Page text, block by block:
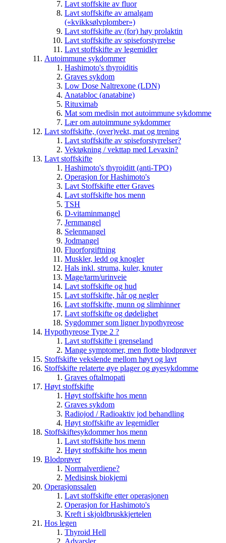
Lavt stoffskite av fluor
Lavt stoffskifte av amalgam
(«kvikksølvplomber»)
Lavt stoffskifte av (for) høy prolaktin
Lavt stoffskifte av spiseforstyrrelse
Lavt stoffskifte av legemidler
Autoimmune sykdommer
Hashimoto's thyroiditis
Graves sykdom
Low Dose Naltrexone (LDN)
Anatabloc (anatabine)
Rituximab
Mat som medisin mot autoimmune sykdomme
Lær om autoimmune sykdommer
Lavt stoffskifte, (over)vekt, mat og trening
Lavt stoffskifte av spiseforstyrrelser?
Vektøkning / vekttap med Levaxin?
Lavt stoffskifte
Hashimoto's thyroiditt (anti-TPO)
Operasjon for Hashimoto's
Lavt Stoffskifte etter Graves
Lavt stoffskifte hos menn
TSH
D-vitaminmangel
Jernmangel
Selenmangel
Jodmangel
Fluorforgiftning
Muskler, ledd og knogler
Hals inkl. struma, kuler, knuter
Mage/tarm/urinveie
Lavt stoffskifte og hud
Lavt stoffskifte, hår og negler
Lavt stoffskifte, munn og slimhinner
Lavt stoffskifte og dødelighet
Sygdommer som ligner hypothyreose
Hypothyreose Type 2 ?
Lavt stoffskifte i grenseland
Mange symptomer, men flotte blodprøver
Stoffskifte vekslende mellom høyt og lavt
Stoffskifte relaterte øye plager og øyesykdomme
Graves oftalmopati
Høyt stoffskifte
Høyt stoffskifte hos menn
Graves sykdom
Radiojod / Radioaktiv jod behandling
Høyt stoffskifte av legemidler
Stoffskiftesykdommer hos menn
Lavt stoffskifte hos menn
Høyt stoffskifte hos menn
Blodprøver
Normalverdiene?
Medisinsk biokjemi
Operasjonssalen
Lavt stoffskifte etter operasjonen
Operasjon for Hashimoto's
Kreft i skjoldbruskkjertelen
Hos legen
Thyroid Hell
Advarsler